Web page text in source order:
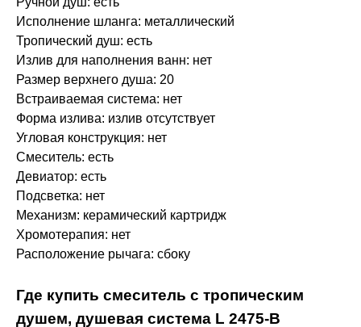
Исполнение шланга: металлический
Тропический душ: есть
Излив для наполнения ванн: нет
Размер верхнего душа: 20
Встраиваемая система: нет
Форма излива: излив отсутствует
Угловая конструкция: нет
Смеситель: есть
Девиатор: есть
Подсветка: нет
Механизм: керамический картридж
Хромотерапия: нет
Расположение рычага: сбоку
Где купить смеситель с тропическим
душем, душевая система L 2475-В